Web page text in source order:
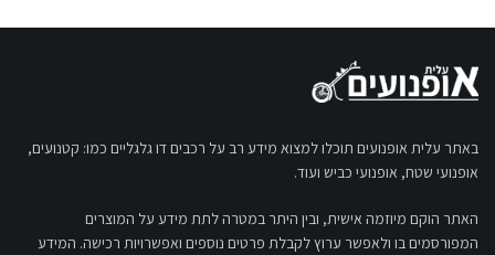
באתר עלית אופנועים תוכלו למצוא מידע רב על רכבים דו גלגליים כמו: קטנועים,
אופנועי שטח, אופנועי כביש ועוד.
האתר הוקם מיוזמה אישית, ובין היתר במטרה לתת מידע על המוצרים
המפורסמים בו ולאפשר ערוץ לקבלת פרטים נוספים ואפשרויות רכישה. המידע